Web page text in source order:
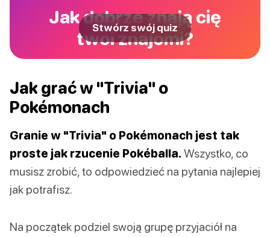
Jak dobrze znają cię
twoi znajomi?
Stwórz swój quiz
Jak grać w "Trivia" o
Pokémonach
Granie w "Trivia" o Pokémonach jest tak
proste jak rzucenie Pokéballa. Wszystko, co
musisz zrobić, to odpowiedzieć na pytania najlepiej
jak potrafisz.
Na początek podziel swoją grupę przyjaciół na